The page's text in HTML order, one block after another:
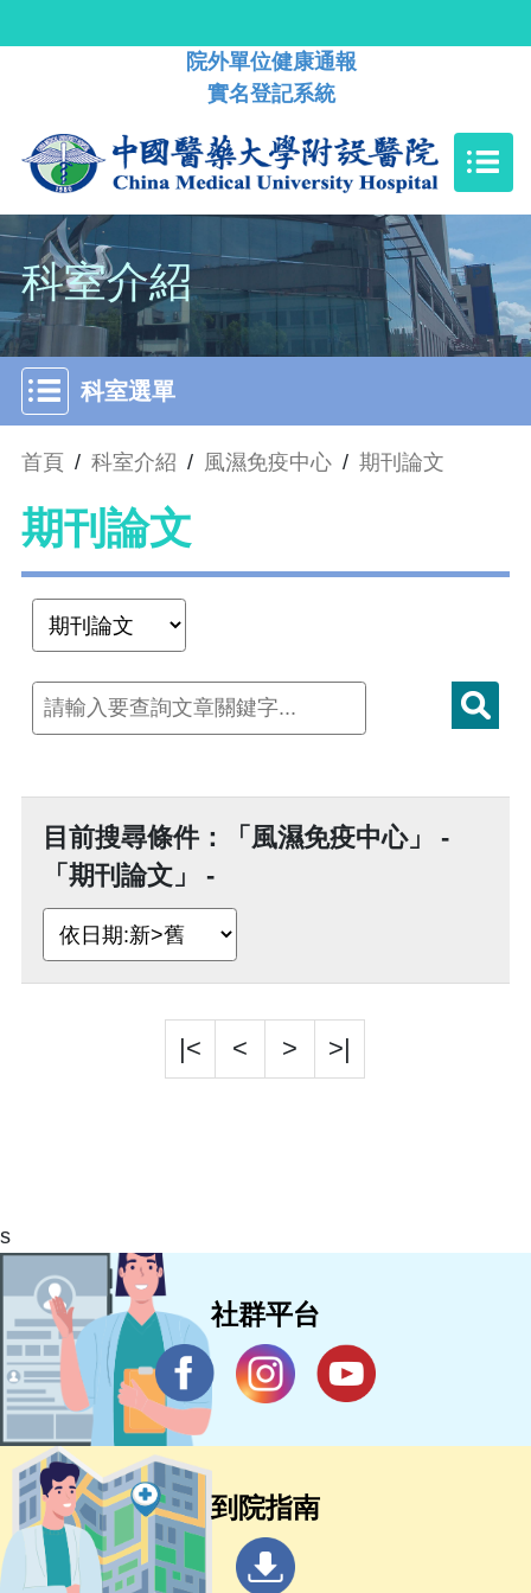
院外單位健康通報
實名登記系統
科室介紹
科室選單
首頁 / 科室介紹 / 風濕免疫中心 / 期刊論文
期刊論文
目前搜尋條件：「風濕免疫中心」 -
「期刊論文」 -
|< < > >|
s
社群平台
到院指南